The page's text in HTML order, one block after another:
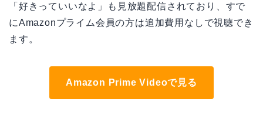
「好きっていいなよ」も見放題配信されており、すで
にAmazonプライム会員の方は追加費用なしで視聴でき
ます。
Amazon Prime Videoで見る